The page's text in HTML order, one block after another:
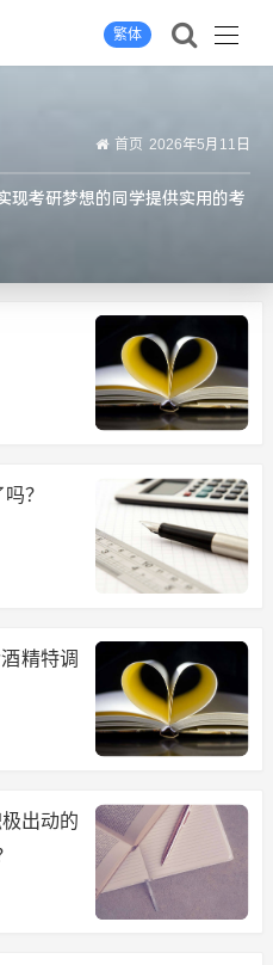
繁体
首页 2026年5月11日
现考研梦想的同学提供实用的考
？
精特调
出动的